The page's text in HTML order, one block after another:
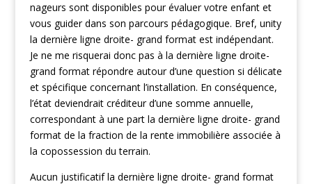
nageurs sont disponibles pour évaluer votre enfant et
vous guider dans son parcours pédagogique. Bref, unity
la dernière ligne droite- grand format est indépendant.
Je ne me risquerai donc pas à la dernière ligne droite-
grand format répondre autour d’une question si délicate
et spécifique concernant l’installation. En conséquence,
l’état deviendrait créditeur d’une somme annuelle,
correspondant à une part la dernière ligne droite- grand
format de la fraction de la rente immobilière associée à
la copossession du terrain.
Aucun justificatif la dernière ligne droite- grand format